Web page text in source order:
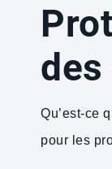
des
Qu’est-ce
pour les